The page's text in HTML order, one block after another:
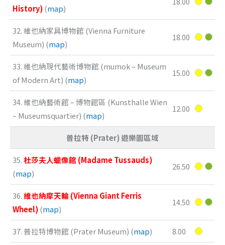
History)(map)
32. 維也納家具博物館 (Vienna Furniture
Museum) (map)
18.00
33. 維也納現代藝術博物館 (mumok – Museum
of Modern Art) (map)
15.00
34. 維也納藝術館 – 博物館區 (Kunsthalle Wien
– Museumsquartier) (map)
12.00
普拉特 (Prater) 遊樂園區域
35.杜莎夫人蠟像館 (Madame Tussauds)
(map)
26.50
36.維也納摩天輪 (Vienna Giant Ferris
Wheel)(map)
14.50
37. 普拉特博物館 (Prater Museum) (map) 8.00